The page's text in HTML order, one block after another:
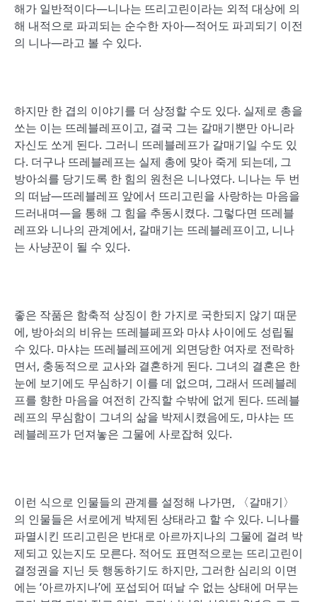
해가 일반적이다―니나는 뜨리고린이라는 외적 대상에 의
해 내적으로 파괴되는 순수한 자아―적어도 파괴되기 이전
의 니나―라고 볼 수 있다.
하지만 한 겹의 이야기를 더 상정할 수도 있다. 실제로 총을
쏘는 이는 뜨레블레프이고, 결국 그는 갈매기뿐만 아니라
자신도 쏘게 된다. 그러니 뜨레블레프가 갈매기일 수도 있
다. 더구나 뜨레블레프는 실제 총에 맞아 죽게 되는데, 그
방아쇠를 당기도록 한 힘의 원천은 니나였다. 니나는 두 번
의 떠남―뜨레블레프 앞에서 뜨리고린을 사랑하는 마음을
드러내며―을 통해 그 힘을 추동시켰다. 그렇다면 뜨레블
레프와 니나의 관계에서, 갈매기는 뜨레블레프이고, 니나
는 사냥꾼이 될 수 있다.
좋은 작품은 함축적 상징이 한 가지로 국한되지 않기 때문
에, 방아쇠의 비유는 뜨레블페프와 마샤 사이에도 성립될
수 있다. 마샤는 뜨레블레프에게 외면당한 여자로 전락하
면서, 충동적으로 교사와 결혼하게 된다. 그녀의 결혼은 한
눈에 보기에도 무심하기 이를 데 없으며, 그래서 뜨레블레
프를 향한 마음을 여전히 간직할 수밖에 없게 된다. 뜨레블
레프의 무심함이 그녀의 삶을 박제시켰음에도, 마샤는 뜨
레블레프가 던져놓은 그물에 사로잡혀 있다.
이런 식으로 인물들의 관계를 설정해 나가면, 〈갈매기〉
의 인물들은 서로에게 박제된 상태라고 할 수 있다. 니나를
파멸시킨 뜨리고린은 반대로 아르까지나의 그물에 걸려 박
제되고 있는지도 모른다. 적어도 표면적으로는 뜨리고린이
결정권을 지닌 듯 행동하기도 하지만, 그러한 심리의 이면
에는 ‘아르까지나’에 포섭되어 떠날 수 없는 상태에 머무는